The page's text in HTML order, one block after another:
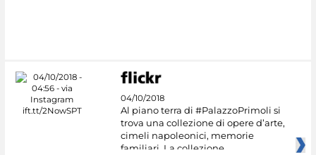
04/10/2018
Al piano terra di #PalazzoPrimoli si
trova una collezione di opere d’arte,
cimeli napoleonici, memorie
familiari. La collezione